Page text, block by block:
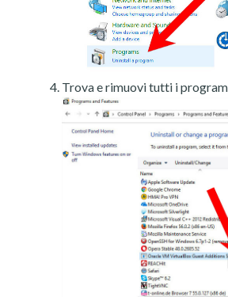
Trova e rimuovi tutti i